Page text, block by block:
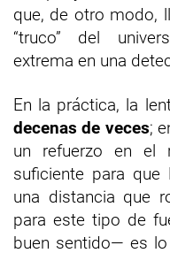
que, de otro modo,
“truco” del
extrema en una
En la práctica, la
decenas de veces;
un refuerzo en el
suficiente para que
una distancia que
para este tipo de
buen sentido— es